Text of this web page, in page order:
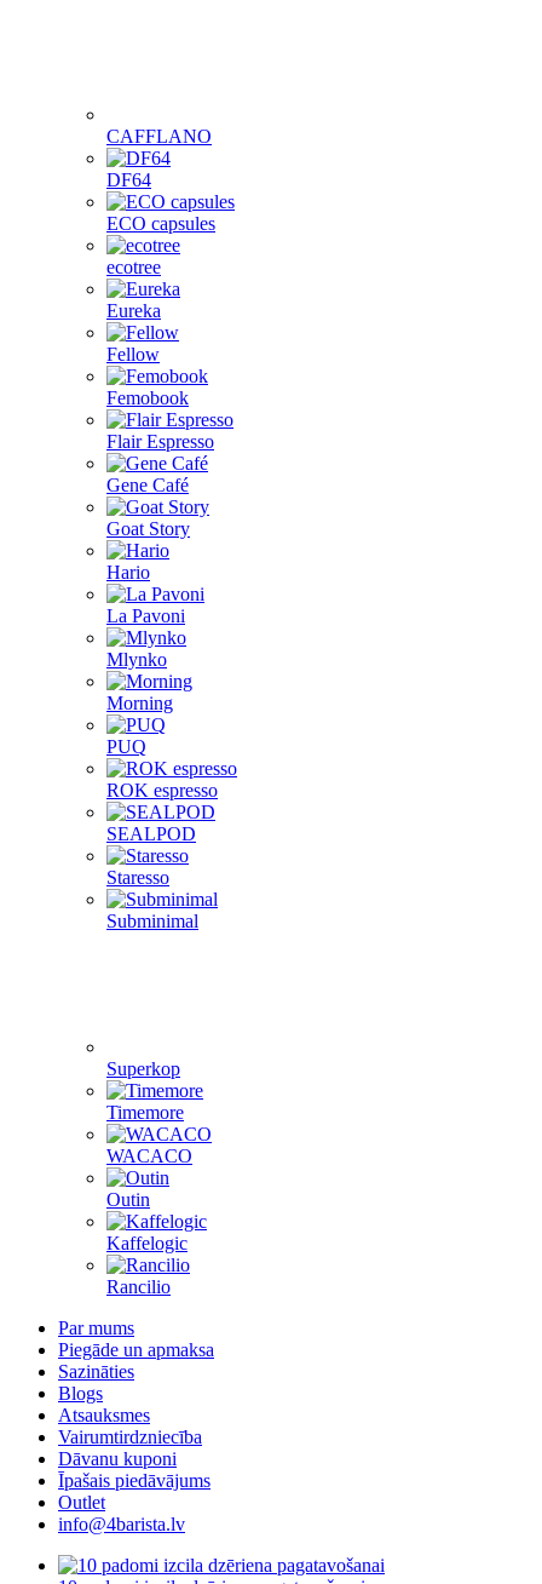
CAFFLANO
DF64
ECO capsules
ecotree
Eureka
Fellow
Femobook
Flair Espresso
Gene Café
Goat Story
Hario
La Pavoni
Mlynko
Morning
PUQ
ROK espresso
SEALPOD
Staresso
Subminimal
Superkop
Timemore
WACACO
Outin
Kaffelogic
Rancilio
Par mums
Piegāde un apmaksa
Sazināties
Blogs
Atsauksmes
Vairumtirdzniecība
Dāvanu kuponi
Īpašais piedāvājums
Outlet
info@4barista.lv